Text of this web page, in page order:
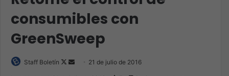
consumibles con
GreenSweep
Staff Boletín
Follow
Send 21 de julio de 2016